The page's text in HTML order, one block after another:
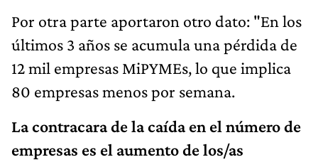
Por otra parte aportaron otro dato: "En los
últimos 3 años se acumula una pérdida de
12 mil empresas MiPYMEs, lo que implica
80 empresas menos por semana.
La contracara de la caída en el número de
empresas es el aumento de los/as